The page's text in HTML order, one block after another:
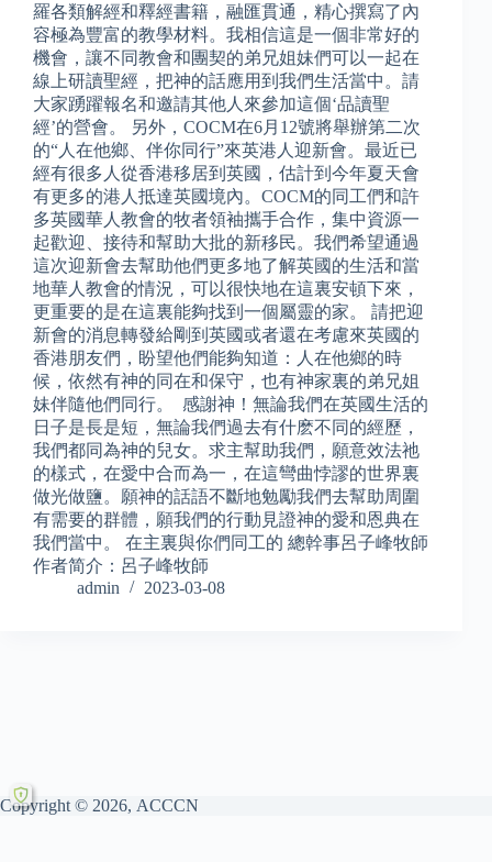
羅各類解經和釋經書籍，融匯貫通，精心撰寫了內
容極為豐富的教學材料。我相信這是一個非常好的
機會，讓不同教會和團契的弟兄姐妹們可以一起在
線上研讀聖經，把神的話應用到我們生活當中。請
大家踴躍報名和邀請其他人來參加這個‘品讀聖
經’的營會。 另外，COCM在6月12號將舉辦第二次
的“人在他鄉、伴你同行”來英港人迎新會。最近已
經有很多人從香港移居到英國，估計到今年夏天會
有更多的港人抵達英國境內。COCM的同工們和許
多英國華人教會的牧者領袖攜手合作，集中資源一
起歡迎、接待和幫助大批的新移民。我們希望通過
這次迎新會去幫助他們更多地了解英國的生活和當
地華人教會的情況，可以很快地在這裏安頓下來，
更重要的是在這裏能夠找到一個屬靈的家。 請把迎
新會的消息轉發給剛到英國或者還在考慮來英國的
香港朋友們，盼望他們能夠知道：人在他鄉的時
候，依然有神的同在和保守，也有神家裏的弟兄姐
妹伴隨他們同行。 感謝神！無論我們在英國生活的
日子是長是短，無論我們過去有什麽不同的經歷，
我們都同為神的兒女。求主幫助我們，願意效法祂
的樣式，在愛中合而為一，在這彎曲悖謬的世界裏
做光做鹽。願神的話語不斷地勉勵我們去幫助周圍
有需要的群體，願我們的行動見證神的愛和恩典在
我們當中。 在主裏與你們同工的 總幹事呂子峰牧師
作者简介：呂子峰牧師
admin
2023-03-08
Copyright © 2026, ACCCN